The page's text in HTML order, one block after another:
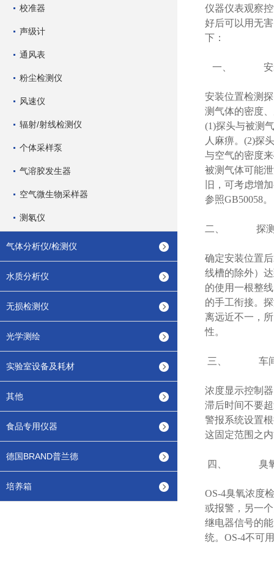
校准器
声级计
通风表
粉尘检测仪
风速仪
辐射/射线检测仪
个体采样泵
气溶胶发生器
空气微生物采样器
测氡仪
气体分析仪/检测仪
水质分析仪
无损检测仪
光学测绘
实验室设备及耗材
其他
食品专用仪器
德国BRAND普兰德
培养箱
仪器仪表观察
好后可以用无
下：
一、 安装
安装位置检测
测气体的密度
(1)探头与被测
人麻痹。(2)探
与空气的密度
被测气体可能
旧，可考虑增
参照GB50058。
二、 探测器
确定安装位置
线槽的除外）
的使用一根整
的手工衔接。
离远近不一，
性。
三、 车间外
浓度显示控制
滞后时间不要
警报系统设置
这固定范围之
四、 臭氧浓
OS-4臭氧浓度
或报警，另一
继电器信号的
统。OS-4不可